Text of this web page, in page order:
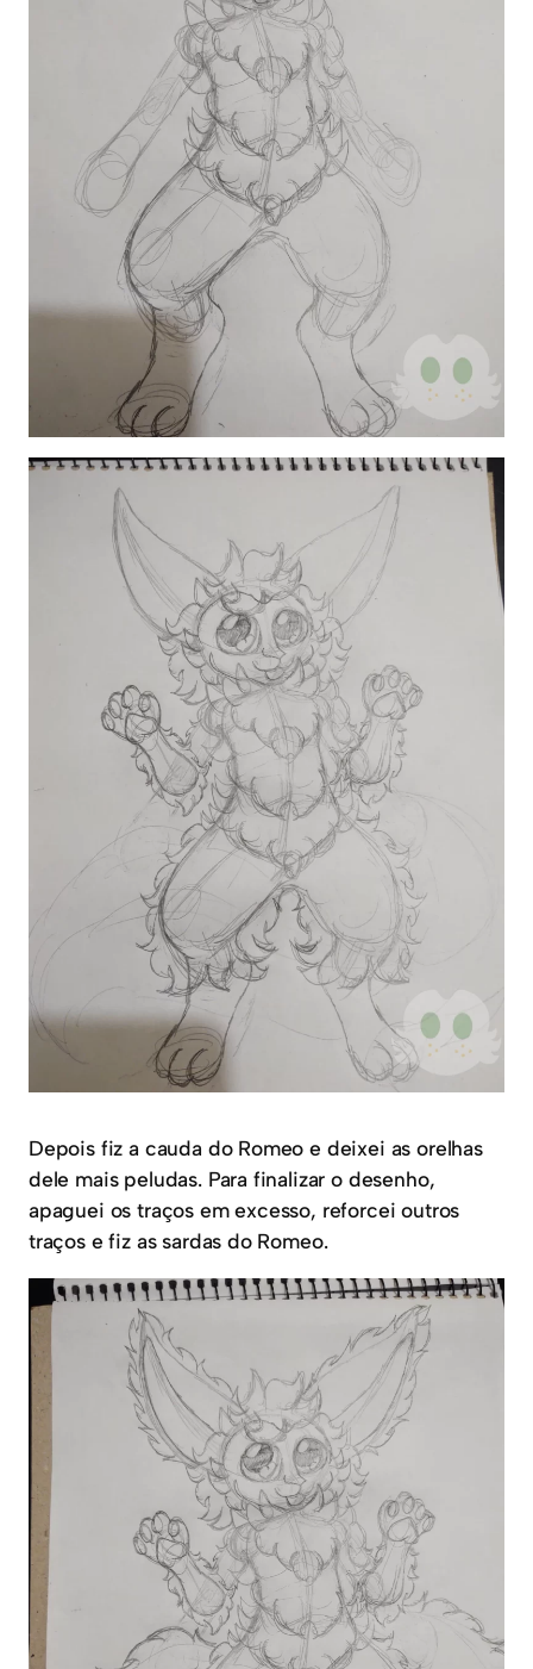
Depois fiz a cauda do Romeo e deixei as orelhas
dele mais peludas. Para finalizar o desenho,
apaguei os traços em excesso, reforcei outros
traços e fiz as sardas do Romeo.